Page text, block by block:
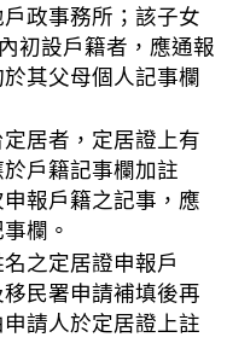
政事務所；該子女
初設戶籍者，應通報
其父母個人記事欄
居者，定居證上有
戶籍記事欄加註
申報戶籍之記事，應
欄。
之定居證申報戶
民署申請補填後再
請人於定居證上註